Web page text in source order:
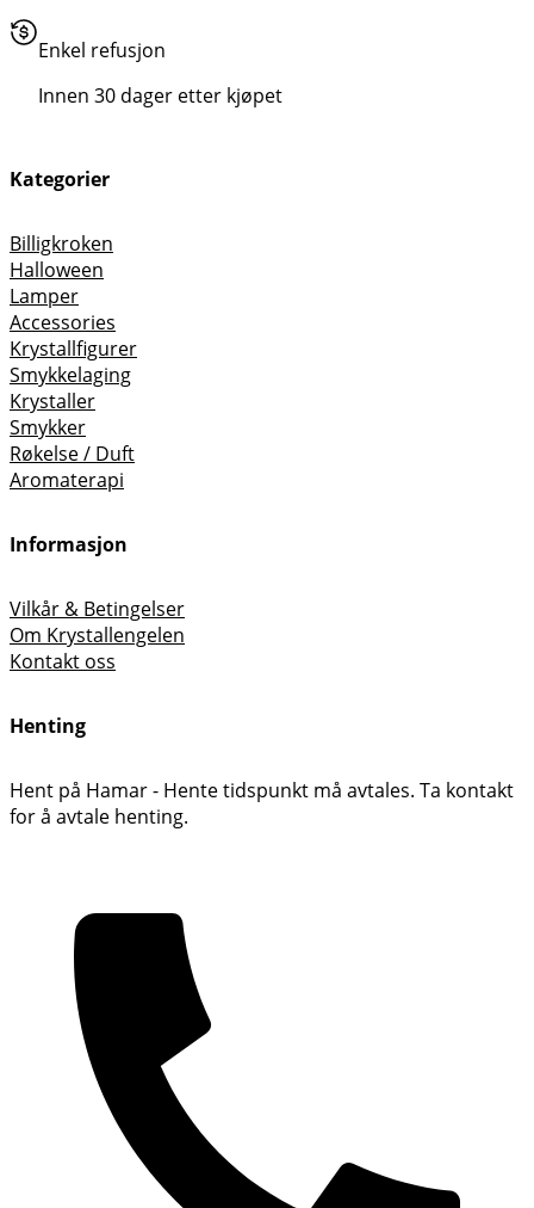
Enkel refusjon
Innen 30 dager etter kjøpet
Kategorier
Billigkroken
Halloween
Lamper
Accessories
Krystallfigurer
Smykkelaging
Krystaller
Smykker
Røkelse / Duft
Aromaterapi
Informasjon
Vilkår & Betingelser
Om Krystallengelen
Kontakt oss
Henting
Hent på Hamar - Hente tidspunkt må avtales. Ta kontakt
for å avtale henting.